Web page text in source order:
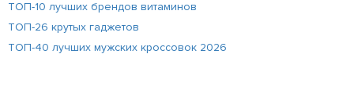
ТОП-10 лучших брендов витаминов
ТОП-26 крутых гаджетов
ТОП-40 лучших мужских кроссовок 2026